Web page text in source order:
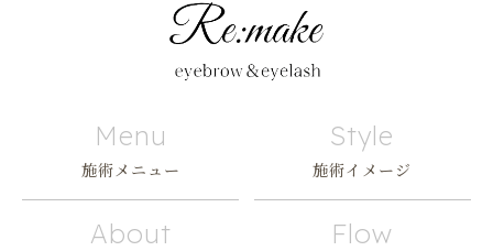
Menu
施術メニュー
Style
施術イメージ
About Flow